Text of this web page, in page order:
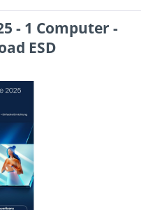
- 1 Computer -
ESD